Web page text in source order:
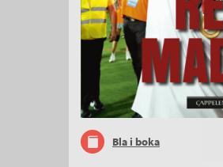
Bla i boka